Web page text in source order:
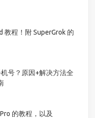
教程！附 SuperGrok 的
号？原因+解决方法全
的教程，以及